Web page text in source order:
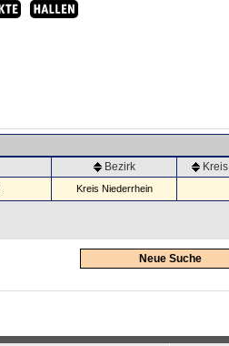
Bezirk Kreis
Kreis Niederrhein
Neue Suche